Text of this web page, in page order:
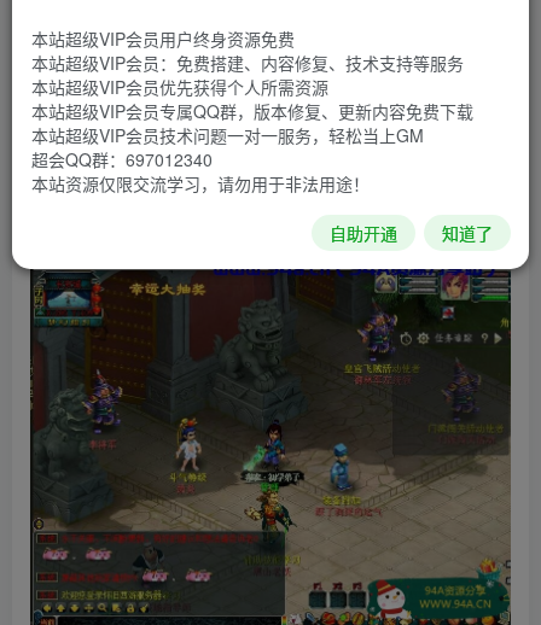
本站超级VIP会员用户终身资源免费
本站超级VIP会员：免费搭建、内容修复、技术支持等服务
本站超级VIP会员优先获得个人所需资源
本站超级VIP会员专属QQ群，版本修复、更新内容免费下载
本站超级VIP会员技术问题一对一服务，轻松当上GM
超会QQ群：697012340
本站资源仅限交流学习，请勿用于非法用途！
自助开通 知道了